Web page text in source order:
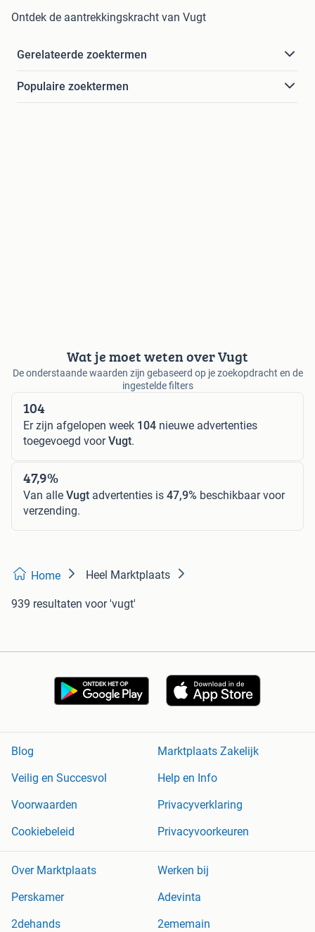
Ontdek de aantrekkingskracht van Vugt
Gerelateerde zoektermen
Populaire zoektermen
Wat je moet weten over Vugt
De onderstaande waarden zijn gebaseerd op je zoekopdracht en de
ingestelde filters
104
Er zijn afgelopen week 104 nieuwe advertenties
toegevoegd voorVugt.
47,9%
Van alle Vugt advertenties is 47,9% beschikbaar voor
verzending.
Home Heel Marktplaats
939 resultaten voor 'vugt'
Blog
Marktplaats Zakelijk
Veilig en Succesvol
Help en Info
Voorwaarden
Privacyverklaring
Cookiebeleid
Privacyvoorkeuren
Over Marktplaats
Werken bij
Perskamer
Adevinta
2dehands
2ememain